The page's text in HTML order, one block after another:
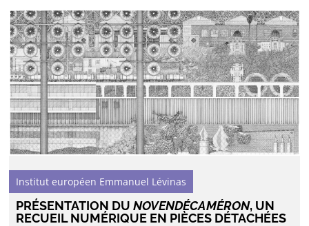
Institut européen Emmanuel Lévinas
PRÉSENTATION DUNOVENDÉCAMÉRON, UN
RECUEIL NUMÉRIQUE EN PIÈCES DÉTACHÉES